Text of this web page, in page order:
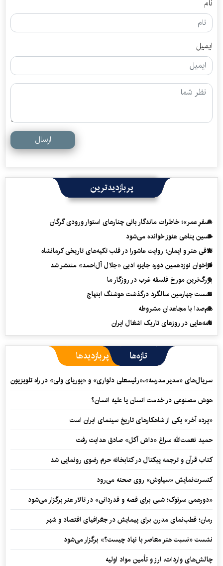
نام
ایمیل
ارسال
پربازدیدترین
«سفرِ عمر»؛ خاطرات ماندگار بانی چنارهای استوار ورودی گرگان
حسین پناهی هنوز خوانده می‌شود
تلاقی هنر و ایمان؛ روایت عاشورا در قلب تکیه‌های تاریخی کرمانشاه
فراخوان نوزدهمین دوره جایزه ادبی «جلال آل‌احمد» منتشر شد
بزرگ‌ترین مورخ فلسفه غرب در روزگار ما
نشست چهارمین سالگرد درگذشت هوشنگ ابتهاج
هم‌صدا با مجاهدان مشروطه
نامه‌هایی در روزهای تاریک اشغال ایران
تازه‌ها پربازدیدها
سریال‌های «مدیر مدرسه»،«رئیسعلی دلواری» و «پوریای ولی» در راه تلویزیون
هوش مصنوعی در خدمت انسان یا علیه انسان؟
«پرده آخر» یکی از شاهکارهای تاریخ سینمای ایران است
حمید نعمت‌‏الله سراغ «داش آکل» صادق هدایت رفت
کتاب قرآن و ترجمه پیکتال در کتابخانه حرم رضوی رونمایی شد
کنسرت‌نمایش «سیاوش» روی صحنه می‌رود
«دورهمی سرتوک؛ شبی برای قصه و قدردانی» در تالار هنر برگزار می‌شود
رمان؛ قطب‌نمای مدرن برای پیمایش در جغرافیای اقتصاد و شهر
نشست «نسبت هنر معاصر با نهاد چیست؟» برگزار می‌شود
چالش‌های واردات، ارز و تأمین مواد اولیه